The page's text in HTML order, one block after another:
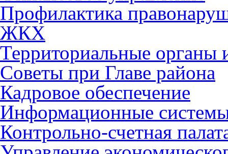
Профилактика
ЖКХ
Территориальные органы
Советы при Главе района
Кадровое обеспечение
Информационные
Контрольно-счетная